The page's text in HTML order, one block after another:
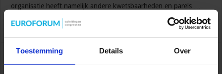
Toestemming Details Over
organisatie heeft namelijk andere kwetsbaarheden en parels …
Lees verder »
Wat is de grootste bedreiging voor de